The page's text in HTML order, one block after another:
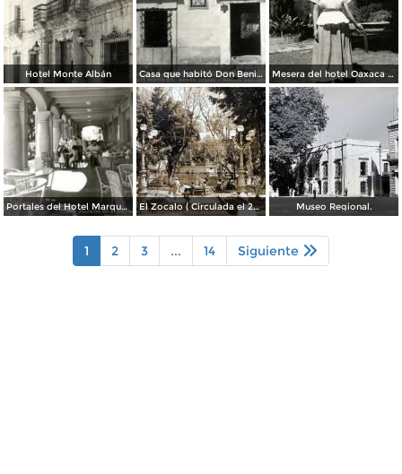
Hotel Monte Albán Casa que habitó Don Benito Juárez Mesera del hotel Oaxaca Courts vistiendo traje típico
Portales del Hotel Marqués del Valle El Zocalo ( Circulada el 23 de Julio de 1953 ). Museo Regional.
1 2 3 ... 14 Siguiente